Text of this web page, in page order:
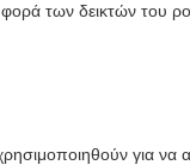
των δεικτών του
για να